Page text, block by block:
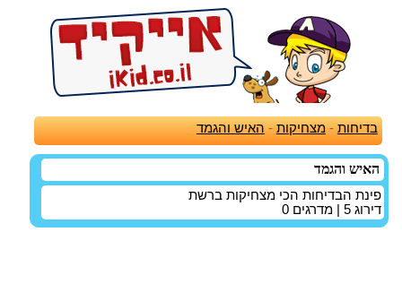
בדיחות -מצחיקות - האיש והגמד
האיש והגמד
פינת הבדיחות הכי מצחיקות ברשת
דירוג 5 | מדרגים 0